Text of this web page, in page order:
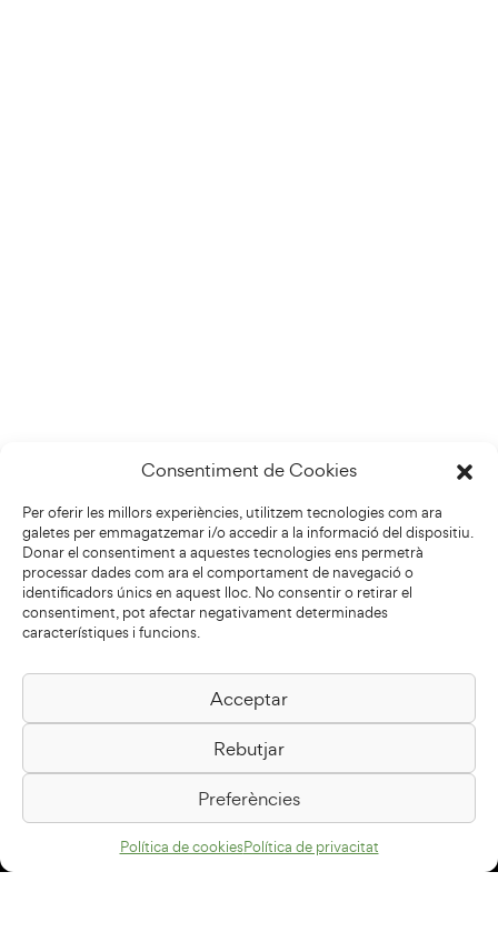
Consentiment de Cookies
Per oferir les millors experiències, utilitzem tecnologies com ara
galetes per emmagatzemar i/o accedir a la informació del dispositiu.
Donar el consentiment a aquestes tecnologies ens permetrà
processar dades com ara el comportament de navegació o
identificadors únics en aquest lloc. No consentir o retirar el
consentiment, pot afectar negativament determinades
característiques i funcions.
Acceptar
Rebutjar
Preferències
Política de cookiesPolítica de privacitat
Biblioteca Pilarin Bayés
Passeig de la Generalitat, 1
08500 Vic